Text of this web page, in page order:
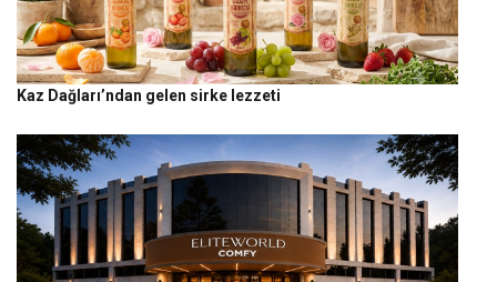
Kaz Dağları’ndan gelen sirke lezzeti